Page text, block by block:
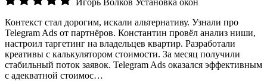
Контекст стал дорогим, искали альтернативу. Узнали про
Telegram Ads от партнёров. Константин провёл анализ ниши,
настроил таргетинг на владельцев квартир. Разработали
креативы с калькулятором стоимости. За месяц получили
стабильный поток заявок. Telegram Ads оказался эффективным
с адекватной стоимос…